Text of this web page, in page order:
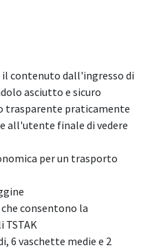
contenuto dall'ingresso di
asciutto e sicuro
trasparente praticamente
all'utente finale di vedere
per un trasporto
consentono la
6 vaschette medie e 2